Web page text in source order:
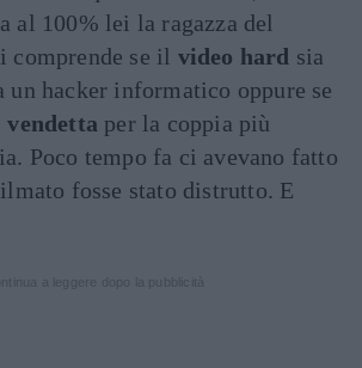
al 100% lei la ragazza del
comprende se il video hard sia
un hacker informatico oppure se
vendetta per la coppia più
Poco tempo fa ci avevano fatto
fosse stato distrutto. E